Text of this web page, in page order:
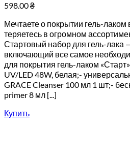
598.00₴
Мечтаете о покрытии гель-
теряетесь в огромном
Стартовый набор для гель-лака
включающий все самое
для покрытия гель-лаком
UV/LED 48W, белая;-
GRACE Cleanser 100 мл 1 шт;-
primer 8 мл [...]
Купить